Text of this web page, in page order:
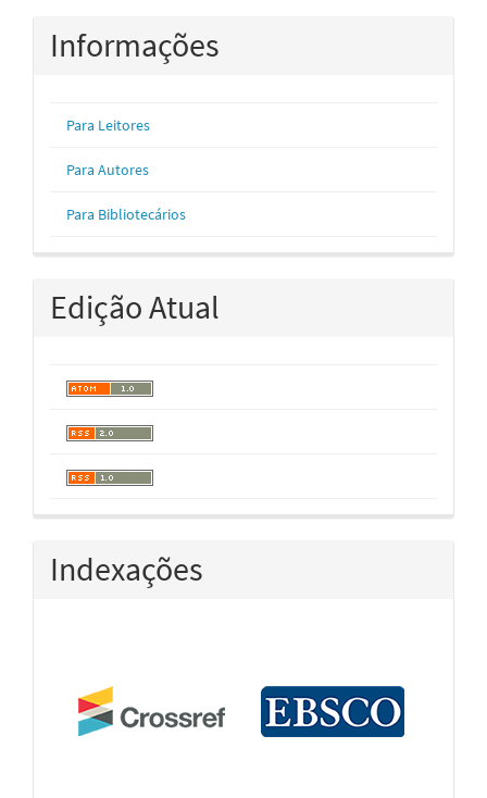
Informações
Para Leitores
Para Autores
Para Bibliotecários
Edição Atual
Indexações